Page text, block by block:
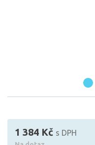
1 384 Kč s DPH